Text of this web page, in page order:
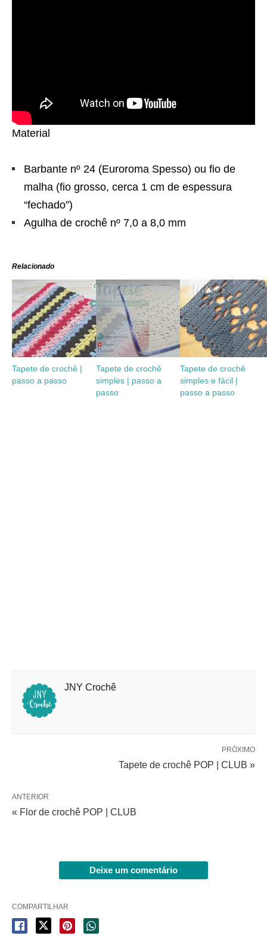
Material
Barbante nº 24 (Euroroma Spesso) ou fio de
malha (fio grosso, cerca 1 cm de espessura
“fechado”)
Agulha de crochê nº 7,0 a 8,0 mm
Relacionado
Tapete de crochê |
passo a passo
Tapete de crochê
simples | passo a
passo
Tapete de crochê
simples e fácil |
passo a passo
JNY Crochê
PRÓXIMO
Tapete de crochê POP | CLUB »
ANTERIOR
« Flor de crochê POP | CLUB
Deixe um comentário
COMPARTILHAR